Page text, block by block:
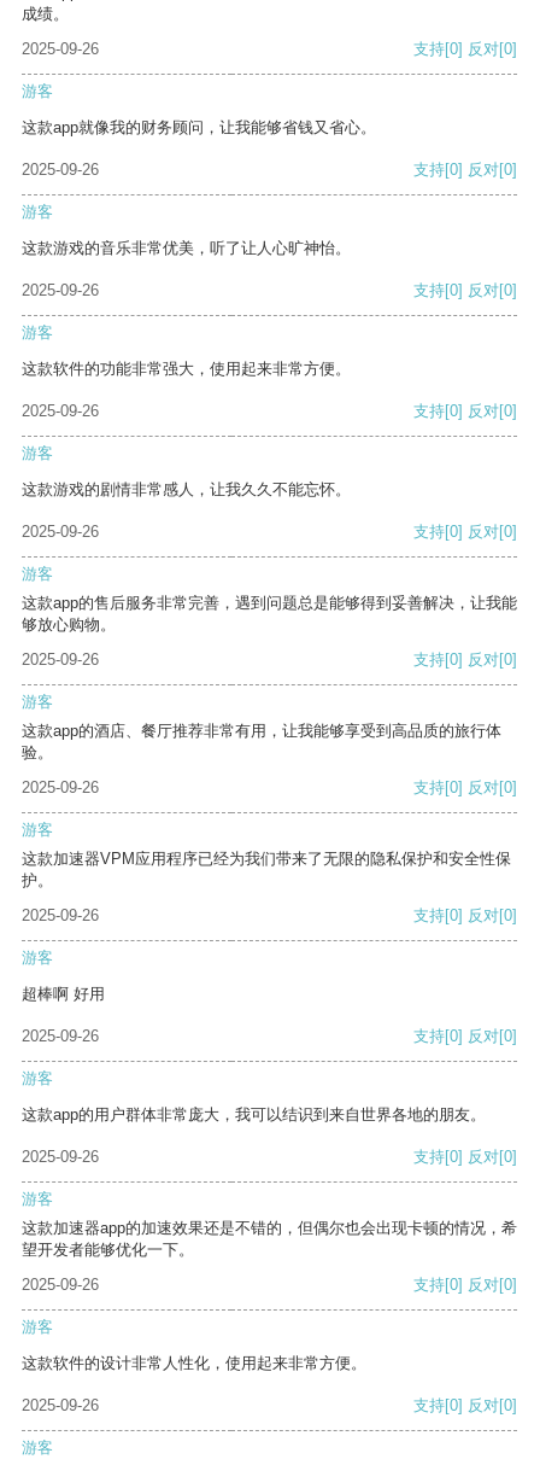
成绩。
2025-09-26
支持[0] 反对[0]
游客
这款app就像我的财务顾问，让我能够省钱又省心。
2025-09-26 支持[0] 反对[0]
游客
这款游戏的音乐非常优美，听了让人心旷神怡。
2025-09-26 支持[0] 反对[0]
游客
这款软件的功能非常强大，使用起来非常方便。
2025-09-26 支持[0] 反对[0]
游客
这款游戏的剧情非常感人，让我久久不能忘怀。
2025-09-26 支持[0] 反对[0]
游客
这款app的售后服务非常完善，遇到问题总是能够得到妥善解决，让我能
够放心购物。
2025-09-26
支持[0] 反对[0]
游客
这款app的酒店、餐厅推荐非常有用，让我能够享受到高品质的旅行体
验。
2025-09-26
支持[0] 反对[0]
游客
这款加速器VPM应用程序已经为我们带来了无限的隐私保护和安全性保
护。
2025-09-26
支持[0] 反对[0]
游客
超棒啊 好用
2025-09-26 支持[0] 反对[0]
游客
这款app的用户群体非常庞大，我可以结识到来自世界各地的朋友。
2025-09-26 支持[0] 反对[0]
游客
这款加速器app的加速效果还是不错的，但偶尔也会出现卡顿的情况，希
望开发者能够优化一下。
2025-09-26
支持[0] 反对[0]
游客
这款软件的设计非常人性化，使用起来非常方便。
2025-09-26 支持[0] 反对[0]
游客